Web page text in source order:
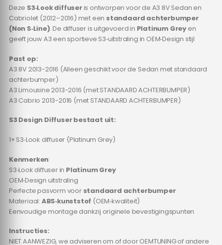
Deze S3‑Look diffuseris ontworpen voor de A3 8V Sedan en
Cabriolet (2012–2016) met een standaard achterbumper
(Non S‑Line). De diffuser is uitgevoerd in Platinum Grey en
geeft jouw A3 een sportieve S3‑uitstraling in OEM‑Design stijl
Past op:
A3 8V 2013-2016 (Alleen geschikt voor de Sedan met standaard
achterbumper)
A3 Limousine 2013-2016 (met STANDAARD ACHTERBUMPER)
A3 Cabrio 2013-2016 (met STANDAARD ACHTERBUMPER)
S3 Design Diffuser bestaat uit:
1× S3‑Look diffuser (Platinum Grey)
Kenmerken:
S3‑Look diffuser in Platinum Grey
OEM‑Design uitstraling
Perfecte pasvorm voor standaard achterbumper
Materiaal: ABS‑kunststof (OEM‑kwaliteit)
Eenvoudige montage dankzij originele bevestigingspunten
Instructies:
NIET AANWEZIG, we adviseren om of door OEMTUNING of andere